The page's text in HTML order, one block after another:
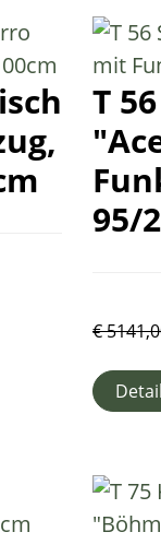
T
95/
€